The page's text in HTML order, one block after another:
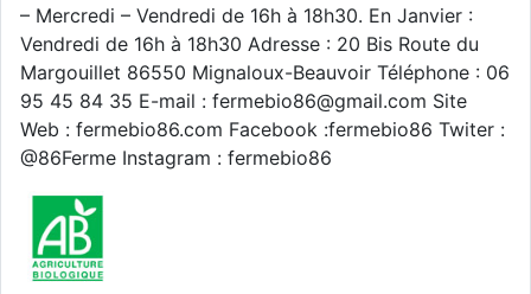
– Mercredi – Vendredi de 16h à 18h30. En Janvier :
Vendredi de 16h à 18h30 Adresse : 20 Bis Route du
Margouillet 86550 Mignaloux-Beauvoir Téléphone : 06
95 45 84 35 E-mail : fermebio86@gmail.com Site
Web : fermebio86.com Facebook :fermebio86 Twiter :
@86Ferme Instagram : fermebio86